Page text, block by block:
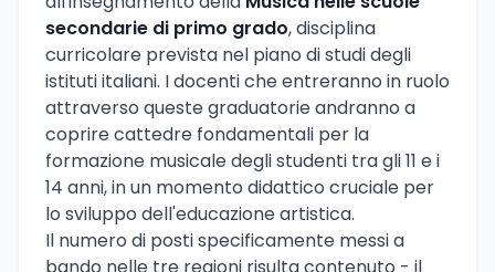
secondarie di primo grado, disciplina
curricolare prevista nel piano di studi degli
istituti italiani. I docenti che entreranno in ruolo
attraverso queste graduatorie andranno a
coprire cattedre fondamentali per la
formazione musicale degli studenti tra gli 11 e i
14 anni, in un momento didattico cruciale per
lo sviluppo dell'educazione artistica.
Il numero di posti specificamente messi a
bando nelle tre regioni risulta contenuto - il